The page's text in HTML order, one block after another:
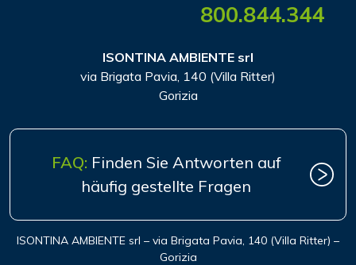
800.844.344
ISONTINA AMBIENTE srl
via Brigata Pavia, 140 (Villa Ritter)
Gorizia
FAQ: Finden Sie Antworten auf
häufig gestellte Fragen
ISONTINA AMBIENTE srl – via Brigata Pavia, 140 (Villa Ritter) –
Gorizia